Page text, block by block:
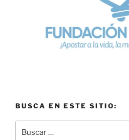
BUSCA EN ESTE SITIO: